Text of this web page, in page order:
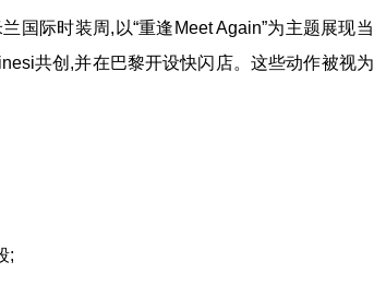
国际时装周,以“重逢Meet Again”为主题展现
共创,并在巴黎开设快闪店。这些动作被视
;